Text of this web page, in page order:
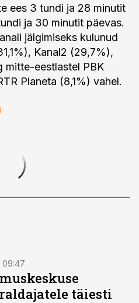
ees 3 tundi ja 28 minutit
ja 30 minutit päevas.
jälgimiseks kulunud
Kanal2 (29,7%),
mitte-eestlastel PBK
Planeta (8,1%) vahel.
09:47
täiesti